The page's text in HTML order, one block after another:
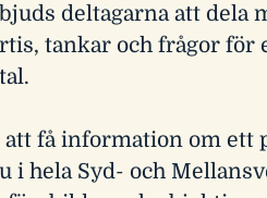
deltagarna att dela
tankar och frågor för
få information om ett
i hela Syd- och